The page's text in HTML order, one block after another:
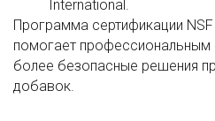
International.
Программа сертификации
помогает профессиональным
более безопасные решения
добавок.